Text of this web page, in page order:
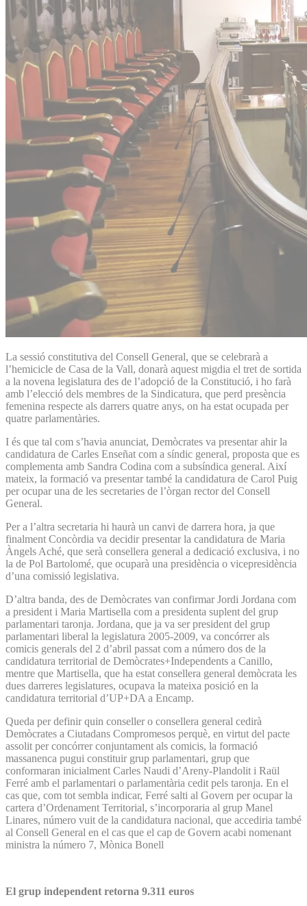
La sessió constitutiva del Consell General, que se celebrarà a
l’hemicicle de Casa de la Vall, donarà aquest migdia el tret de sortida
a la novena legislatura des de l’adopció de la Constitució, i ho farà
amb l’elecció dels membres de la Sindicatura, que perd presència
femenina respecte als darrers quatre anys, on ha estat ocupada per
quatre parlamentàries.
I és que tal com s’havia anunciat, Demòcrates va presentar ahir la
candidatura de Carles Enseñat com a síndic general, proposta que es
complementa amb Sandra Codina com a subsíndica general. Així
mateix, la formació va presentar també la candidatura de Carol Puig
per ocupar una de les secretaries de l’òrgan rector del Consell
General.
Per a l’altra secretaria hi haurà un canvi de darrera hora, ja que
finalment Concòrdia va decidir presentar la candidatura de Maria
Àngels Aché, que serà consellera general a dedicació exclusiva, i no
la de Pol Bartolomé, que ocuparà una presidència o vicepresidència
d’una comissió legislativa.
D’altra banda, des de Demòcrates van confirmar Jordi Jordana com
a president i Maria Martisella com a presidenta suplent del grup
parlamentari taronja. Jordana, que ja va ser president del grup
parlamentari liberal la legislatura 2005-2009, va concórrer als
comicis generals del 2 d’abril passat com a número dos de la
candidatura territorial de Demòcrates+Independents a Canillo,
mentre que Martisella, que ha estat consellera general demòcrata les
dues darreres legislatures, ocupava la mateixa posició en la
candidatura territorial d’UP+DA a Encamp.
Queda per definir quin conseller o consellera general cedirà
Demòcrates a Ciutadans Compromesos perquè, en virtut del pacte
assolit per concórrer conjuntament als comicis, la formació
massanenca pugui constituir grup parlamentari, grup que
conformaran inicialment Carles Naudi d’Areny-Plandolit i Raül
Ferré amb el parlamentari o parlamentària cedit pels taronja. En el
cas que, com tot sembla indicar, Ferré salti al Govern per ocupar la
cartera d’Ordenament Territorial, s’incorporaria al grup Manel
Linares, número vuit de la candidatura nacional, que accediria també
al Consell General en el cas que el cap de Govern acabi nomenant
ministra la número 7, Mònica Bonell
El grup independent retorna 9.311 euros